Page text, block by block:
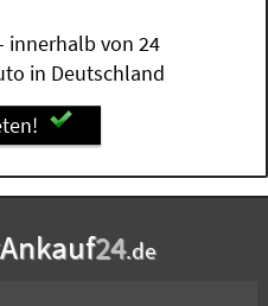
innerhalb von 24
in Deutschland
Ankauf24.de